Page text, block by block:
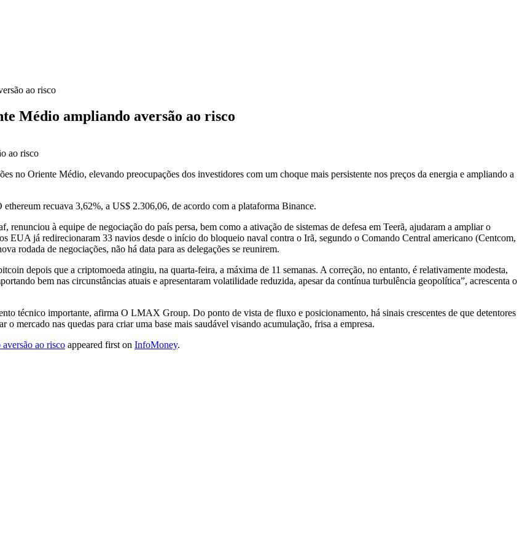
ao risco
Médio ampliando aversão ao risco
no Oriente Médio, elevando preocupações dos investidores com um choque mais persistente nos preços da energia e ampliando a
recuava 3,62%, a US$ 2.306,06, de acordo com a plataforma Binance.
à equipe de negociação do país persa, bem como a ativação de sistemas de defesa em Teerã, ajudaram a ampliar o
EUA já redirecionaram 33 navios desde o início do bloqueio naval contra o Irã, segundo o Comando Central americano (Centcom,
rodada de negociações, não há data para as delegações se reunirem.
depois que a criptomoeda atingiu, na quarta-feira, a máxima de 11 semanas. A correção, no entanto, é relativamente modesta,
bem nas circunstâncias atuais e apresentaram volatilidade reduzida, apesar da contínua turbulência geopolítica”, acrescenta o
técnico importante, afirma O LMAX Group. Do ponto de vista de fluxo e posicionamento, há sinais crescentes de que detentores
mercado nas quedas para criar uma base mais saudável visando acumulação, frisa a empresa.
ao risco appeared first on InfoMoney.